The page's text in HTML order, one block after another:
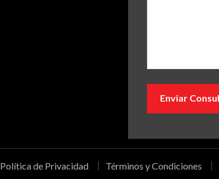
Política de Privacidad Términos y Condiciones